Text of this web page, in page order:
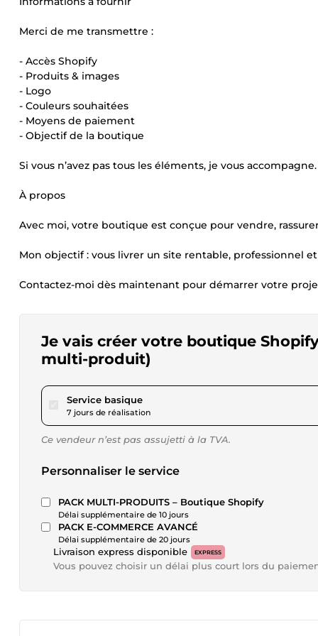
Merci de me transmettre :
- Accès Shopify
- Produits & images
- Logo
- Couleurs souhaitées
- Moyens de paiement
- Objectif de la boutique
Si vous n’avez pas tous les éléments, je vous accompagne.
À propos
Avec moi, votre boutique est conçue pour vendre,
Mon objectif : vous livrer un site rentable, professionnel
Contactez-moi dès maintenant pour démarrer votre
Je vais créer votre boutique
multi-produit)
Service basiquepour 173,42 $US
7 jours de réalisation
Ce vendeur n’est pas assujetti à la TVA.
Personnaliser le service
PACK MULTI-PRODUITS – Boutique Shopify
Délai supplémentaire de 10 jours
PACK E-COMMERCE AVANCÉ
Délai supplémentaire de 20 jours
Livraison express disponible EXPRESS
Vous pouvez choisir un délai plus court lors du